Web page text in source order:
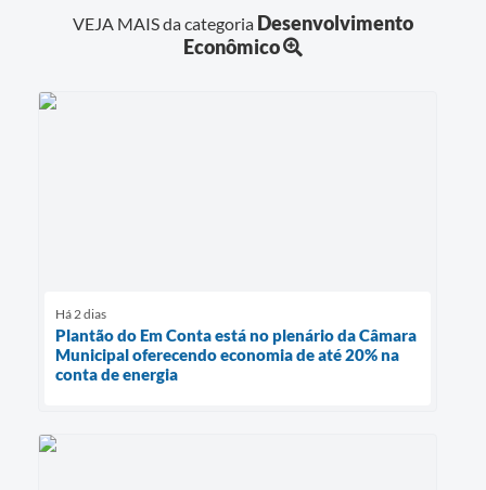
VEJA MAIS da categoria Desenvolvimento
Econômico
Há 2 dias
Plantão do Em Conta está no plenário da Câmara
Municipal oferecendo economia de até 20% na
conta de energia